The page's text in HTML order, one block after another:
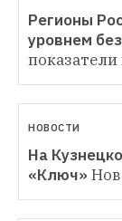
Регионы
уровнем
НОВОСТИ
На
«Ключ»